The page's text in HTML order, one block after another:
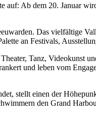
Ab dem 20. Januar
Das vielfältige
an Festivals,
Tanz, Videokunst
und leben vom
stellt einen der
den Grand